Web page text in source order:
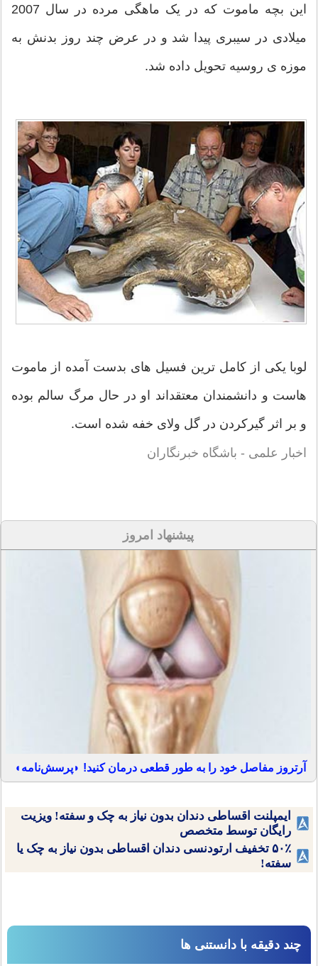
این بچه ماموت که در یک ماهگی مرده در سال 2007
میلادی در سیبری پیدا شد و در عرض چند روز بدنش به
موزه ی روسیه تحویل داده شد.
لوبا یکی از کامل ترین فسیل های بدست آمده از ماموت
هاست و دانشمندان معتقداند او در حال مرگ سالم بوده
و بر اثر گیرکردن در گل ولای خفه شده است.
اخبار علمی - باشگاه خبرنگاران
پیشنهاد امروز
آرتروز مفاصل خود را به طور قطعی درمان کنید! ◗پرسش‌نامه◖
ایمپلنت اقساطی دندان بدون نیاز به چک و سفته! ویزیت
رایگان توسط متخصص
۵۰٪ تخفیف ارتودنسی دندان اقساطی بدون نیاز به چک یا
سفته!
چند دقیقه با دانستنی ها